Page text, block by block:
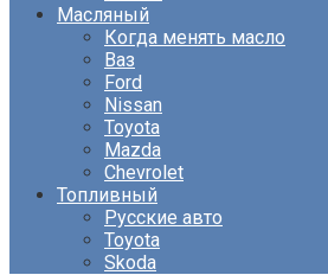
Масляный
Когда менять масло
Ваз
Ford
Nissan
Toyota
Mazda
Chevrolet
Топливный
Русские авто
Toyota
Skoda